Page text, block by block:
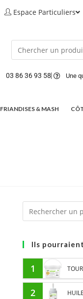
Espace Particuliers
03 86 36 93 58 Une
FRIANDISES & MASH
Ils
1
OGM
2